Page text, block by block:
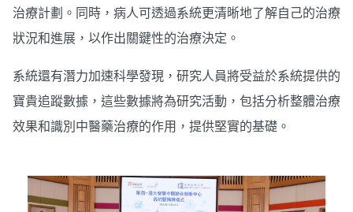
治療計劃。同時，病人可透過系統更清晰地了解自己的治療
狀況和進展，以作出關鍵性的治療決定。
系統還有潛力加速科學發現，研究人員將受益於系統提供的
寶貴追蹤數據，這些數據將為研究活動，包括分析整體治療
效果和識別中醫藥治療的作用，提供堅實的基礎。